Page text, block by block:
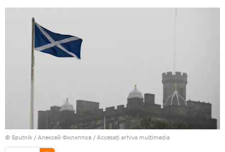
© Sputnik / Алексей Филиппов / Accesați arhiva multimedia